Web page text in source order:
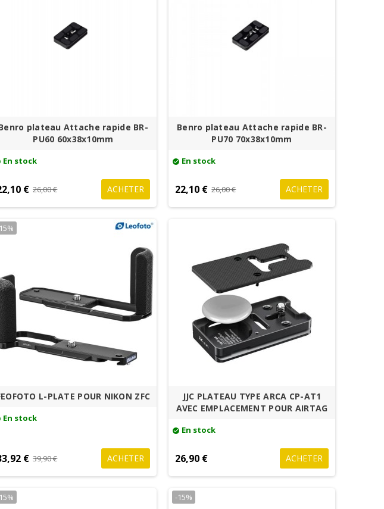
plateau Attache rapide BR-
PU60 60x38x10mm
En stock
€ 26,00 € ACHETER
Benro plateau Attache rapide BR-
PU70 70x38x10mm
check_circle En stock
22,10 € 26,00 € ACHETER
L-PLATE POUR NIKON ZFC
En stock
€ 39,90 € ACHETER
JJC PLATEAU TYPE ARCA CP-AT1
AVEC EMPLACEMENT POUR AIRTAG
check_circle En stock
26,90 € ACHETER
-15%